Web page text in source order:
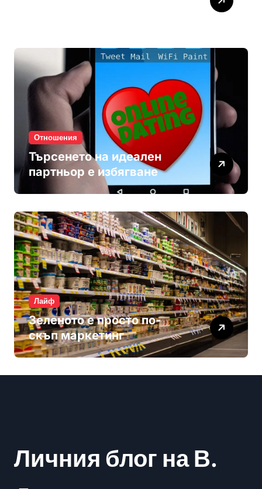
Отношения
Търсенето на идеален
партньор е избягване
Лайф
Зеленото е просто по-
скъп маркетинг
Личния блог на В.